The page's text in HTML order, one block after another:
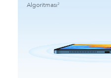
Algoritması2